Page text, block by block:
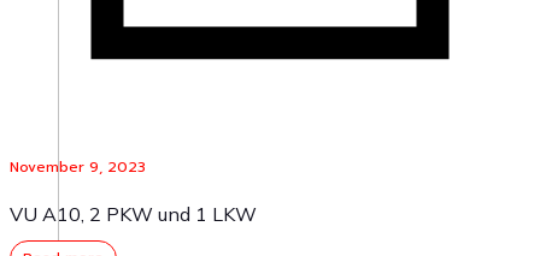
November 9, 2023
VU A10, 2 PKW und 1 LKW